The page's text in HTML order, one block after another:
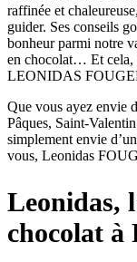
raffinée et
guider. Ses conseils
bonheur parmi notre
en chocolat… Et cela,
LEONIDAS
Que vous ayez envie
Pâques, Saint-
simplement envie
vous, Leonidas
Leonidas,
chocolat à